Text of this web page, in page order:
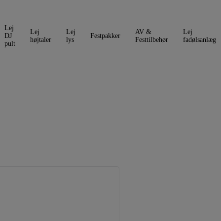
Lej
DJ
pult
Lej
højtaler
Lej
lys
Festpakker
AV &
Festtilbehør
Lej
fadølsanlæg